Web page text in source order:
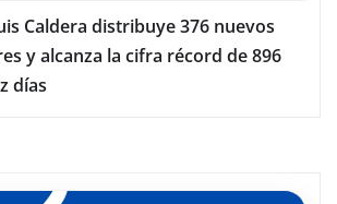
Caldera distribuye 376 nuevos
y alcanza la cifra récord de 896
días